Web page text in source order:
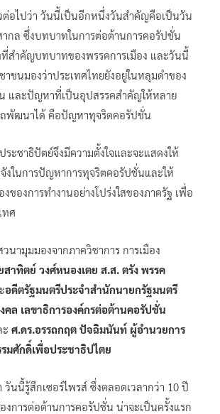
อไปว่า วันนี้เป็นอีกหนึ่งวันสำคัญคือเป็นวัน
กล ซึ่งบทบาทในการต่อต้านการคอรัปชั่น
สำคัญบทบาทของพรรคการเมือง และวันนี้
าชนมองว่าประเทศไทยยังอยู่ในหลุมดำของ
และปัญหาที่เป็นอุปสรรคสำคัญให้หลาย
ถพัฒนาได้ คือปัญหาทุจริตคอรัปชั่น
ะชาธิปัตย์จึงมีความตั้งใจและจะแสดงให้
จังในการปัญหาการทุจริตคอรัปชั่นและให้
ของการทำงานอย่างโปร่งใสของภาครัฐ เพื่อ
ทศ
นามุมมองจากภาควิชาการ การเมือง
สาทิตย์ วงศ์หนองเตย ส.ส. ตรัง พรรค
อดีตรัฐมนตรีประจำสำนักนายกรัฐมนตรี
คล เลขาธิการองค์กรต่อต้านคอรัปชั่น
ะ ศ.ดร.อรรถกฤต ปัจฉิมนันท์ ผู้อำนวยการ
ศักดิ์เพื่อประชาธิปไตย
วันนี้รู้สึกเซอร์ไพรส์ ซึ่งตลอดเวลากว่า 10 ปี
งการต่อต้านการคอรัปชั่น น่าจะเป็นครั้งแรก